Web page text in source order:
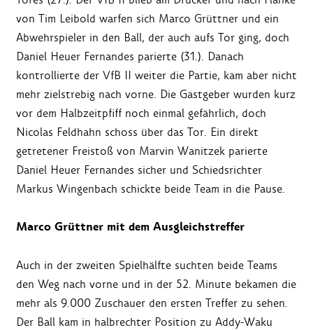
von Tim Leibold warfen sich Marco Grüttner und ein
Abwehrspieler in den Ball, der auch aufs Tor ging, doch
Daniel Heuer Fernandes parierte (31.). Danach
kontrollierte der VfB II weiter die Partie, kam aber nicht
mehr zielstrebig nach vorne. Die Gastgeber wurden kurz
vor dem Halbzeitpfiff noch einmal gefährlich, doch
Nicolas Feldhahn schoss über das Tor. Ein direkt
getretener Freistoß von Marvin Wanitzek parierte
Daniel Heuer Fernandes sicher und Schiedsrichter
Markus Wingenbach schickte beide Team in die Pause.
Marco Grüttner mit dem Ausgleichstreffer
Auch in der zweiten Spielhälfte suchten beide Teams
den Weg nach vorne und in der 52. Minute bekamen die
mehr als 9.000 Zuschauer den ersten Treffer zu sehen.
Der Ball kam in halbrechter Position zu Addy-Waku